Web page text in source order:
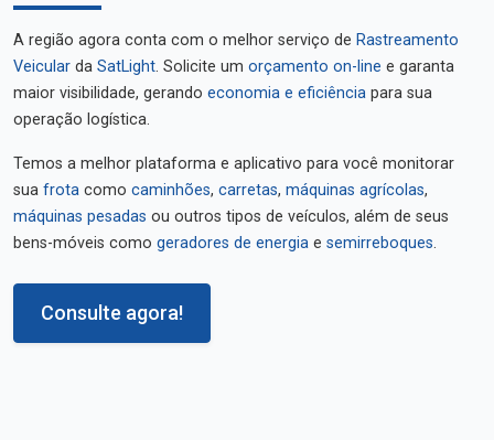
A região agora conta com o melhor serviço de Rastreamento
Veicular da SatLight. Solicite um orçamento on-line e garanta
maior visibilidade, gerando economia e eficiência para sua
operação logística.
Temos a melhor plataforma e aplicativo para você monitorar
sua frota como caminhões, carretas, máquinas agrícolas,
máquinas pesadas ou outros tipos de veículos, além de seus
bens-móveis como geradores de energia e semirreboques.
Consulte agora!